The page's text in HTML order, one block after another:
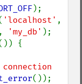
'localhost'
, 'my_db' );
{
());